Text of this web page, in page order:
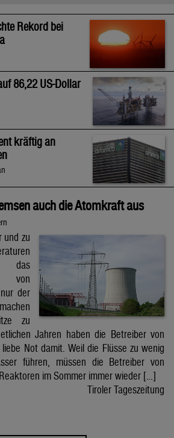
Rekord bei
86,22 US-Dollar
kräftig an
auch die Atomkraft aus
und zu
von
der
zu
Jahren haben die Betreiber von
Not damit. Weil die Flüsse zu wenig
führen, müssen die Betreiber von
im Sommer immer wieder […]
Tiroler Tageszeitung